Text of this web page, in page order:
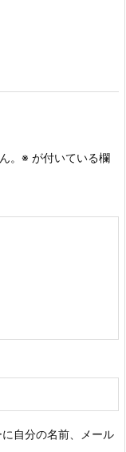
。 ※ が付いている欄
自分の名前、メール